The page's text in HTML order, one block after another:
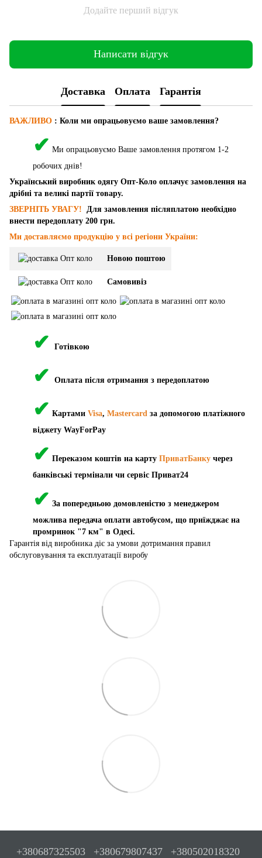
Додайте перший відгук
Написати відгук
Доставка Оплата Гарантія
ВАЖЛИВО : Коли ми опрацьовуємо ваше замовлення?
✔ Ми опрацьовуємо Ваше замовлення протягом 1-2
робочих днів!
Український виробник одягу Опт-Коло оплачує замовлення на
дрібні та великі партії товару.
ЗВЕРНІТЬ УВАГУ!
Для замовлення післяплатою необхідно
внести передоплату 200 грн.
Ми доставляємо продукцію у всі регіони України:
Новою поштою
Самовивіз
✔ Готівкою
✔ Оплата після отримання з передоплатою
✔ Картами Visa, Mastercard за допомогою платіжного
віджету WayForPay
✔ Переказом коштів на карту ПриватБанку через
банківські термінали чи сервіс Приват24
✔ За попередньою домовленістю з менеджером
можлива передача оплати автобусом, що приїжджає на
промринок "7 км" в Одесі.
Гарантія від виробника діє за умови дотримання правил
обслуговування та експлуатації виробу
+380687325503 +380679807437 +380502018320